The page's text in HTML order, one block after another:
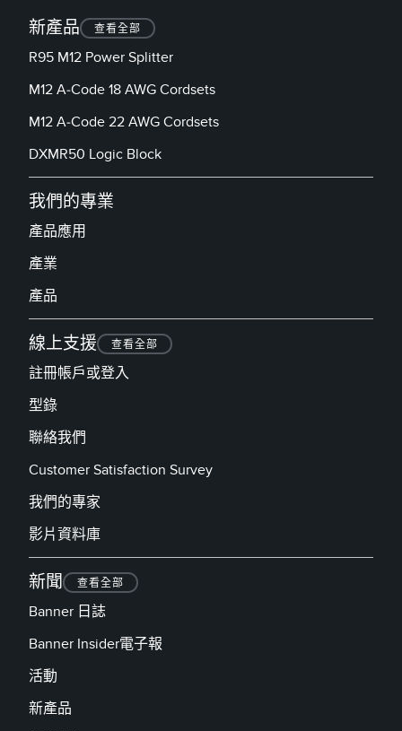
新產品 查看全部
R95 M12 Power Splitter
M12 A-Code 18 AWG Cordsets
M12 A-Code 22 AWG Cordsets
DXMR50 Logic Block
我們的專業
產品應用
產業
產品
線上支援 查看全部
註冊帳戶或登入
型錄
聯絡我們
Customer Satisfaction Survey
我們的專家
影片資料庫
新聞 查看全部
Banner 日誌
Banner Insider電子報
活動
新產品